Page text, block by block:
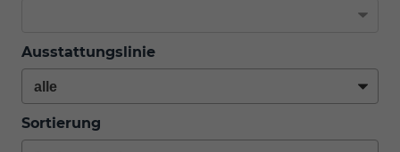
Ausstattungslinie
Sortierung